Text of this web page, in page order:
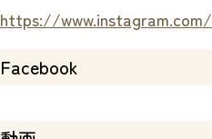
https://www.instagram.com/
Facebook